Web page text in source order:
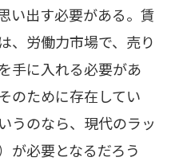
い出す必要がある。賃
、労働力市場で、売り
手に入れる必要があ
のために存在してい
うのなら、現代のラッ
が必要となるだろう